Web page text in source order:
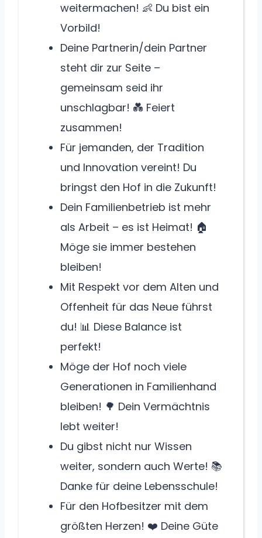
weitermachen! 👶 Du bist ein
Vorbild!
Deine Partnerin/dein Partner
steht dir zur Seite –
gemeinsam seid ihr
unschlagbar! 💑 Feiert
zusammen!
Für jemanden, der Tradition
und Innovation vereint! Du
bringst den Hof in die Zukunft!
Dein Familienbetrieb ist mehr
als Arbeit – es ist Heimat! 🏠
Möge sie immer bestehen
bleiben!
Mit Respekt vor dem Alten und
Offenheit für das Neue führst
du! 📊 Diese Balance ist
perfekt!
Möge der Hof noch viele
Generationen in Familienhand
bleiben! 🌳 Dein Vermächtnis
lebt weiter!
Du gibst nicht nur Wissen
weiter, sondern auch Werte! 📚
Danke für deine Lebensschule!
Für den Hofbesitzer mit dem
größten Herzen! ❤️ Deine Güte